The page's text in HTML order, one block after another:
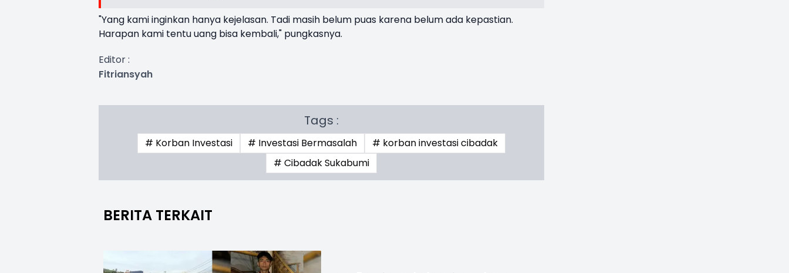
"Yang kami inginkan hanya kejelasan. Tadi masih belum puas karena belum ada kepastian.
Harapan kami tentu uang bisa kembali," pungkasnya.
Editor :
Fitriansyah
Tags :
# Korban Investasi # Investasi Bermasalah
# korban investasi cibadak
# Cibadak Sukabumi
BERITA TERKAIT